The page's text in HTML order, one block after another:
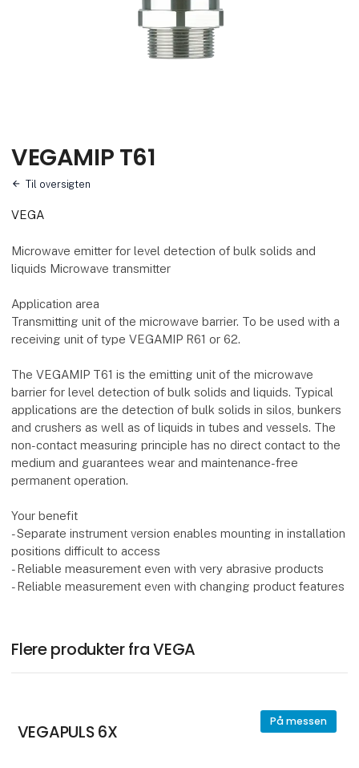
VEGAMIP T61
Til oversigten
VEGA
Microwave emitter for level detection of bulk solids and
liquids Microwave transmitter
Application area
Transmitting unit of the microwave barrier. To be used with a
receiving unit of type VEGAMIP R61 or 62.
The VEGAMIP T61 is the emitting unit of the microwave
barrier for level detection of bulk solids and liquids. Typical
applications are the detection of bulk solids in silos, bunkers
and crushers as well as of liquids in tubes and vessels. The
non-contact measuring principle has no direct contact to the
medium and guarantees wear and maintenance-free
permanent operation.
Your benefit
- Separate instrument version enables mounting in installation
positions difficult to access
- Reliable measurement even with very abrasive products
- Reliable measurement even with changing product features
Flere produkter fra VEGA
På messen
VEGAPULS 6X